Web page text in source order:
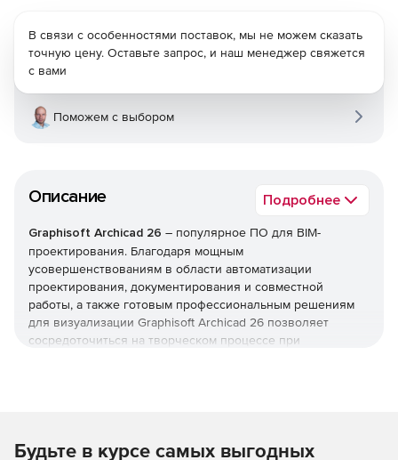
Описание Подробнее
Graphisoft Archicad 26 – популярное ПО для BIM-
проектирования. Благодаря мощным
усовершенствованиям в области автоматизации
проектирования, документирования и совместной
работы, а также готовым профессиональным решениям
для визуализации Graphisoft Archicad 26 позволяет
сосредоточиться на творческом процессе при
организации проекта, более быстрая навигация для
В связи с особенностями поставок, мы не можем сказать
точную цену. Оставьте запрос, и наш менеджер свяжется
с вами
Поможем с выбором
Будьте в курсе самых выгодных